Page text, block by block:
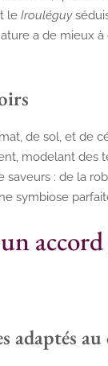
le Irouléguy
a de mieux
de sol, et de
modelant des
: de la
symbiose
adaptés au